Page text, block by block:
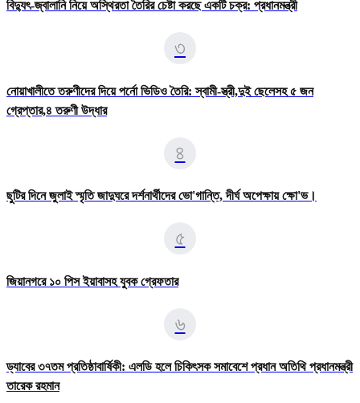
বিদ্যুৎ-জ্বালানি নিয়ে অস্থিরতা তৈরির চেষ্টা করছে একটি চক্র: প্রধানমন্ত্রী
৩
নোয়াখালীতে তরুণীদের দিয়ে পর্নো ভিডিও তৈরি: স্বামী-স্ত্রী,দুই ছেলেসহ ৫ জন
গ্রেপ্তার,৪ তরুণী উদ্ধার
৪
ছুটির দিনে জুলাই স্মৃতি জাদুঘরে দর্শনার্থীদের ভো'গান্তি, দীর্ঘ অপেক্ষায় ক্ষো'ভ।
৫
জিয়ানগরে ১০ পিস ইয়াবাসহ যুবক গ্রেফতার
৬
ড্যাবের ৩৭তম প্রতিষ্ঠাবার্ষিকী: এলডি হলে চিকিৎসক সমাবেশে প্রধান অতিথি প্রধানমন্ত্রী
তারেক রহমান